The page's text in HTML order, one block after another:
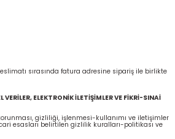
sırasında fatura adresine sipariş ile birlikte
ELEKTRONİK İLETİŞİMLER VE FİKRİ-SINAİ
korunması, gizliliği, işlenmesi-kullanımı ve iletişimler
esasları belirtilen gizlilik kuralları-politikası ve